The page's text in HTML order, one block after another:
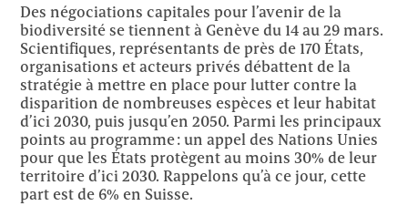
Des négociations capitales pour l’avenir de la
biodiversité se tiennent à Genève du 14 au 29 mars.
Scientifiques, représentants de près de 170 États,
organisations et acteurs privés débattent de la
stratégie à mettre en place pour lutter contre la
disparition de nombreuses espèces et leur habitat
d’ici 2030, puis jusqu’en 2050. Parmi les principaux
points au programme : un appel des Nations Unies
pour que les États protègent au moins 30% de leur
territoire d’ici 2030. Rappelons qu’à ce jour, cette
part est de 6% en Suisse.